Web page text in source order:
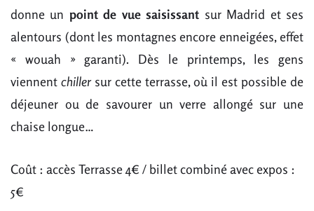
donne un point de vue saisissant sur Madrid et ses
alentours (dont les montagnes encore enneigées, effet
« wouah » garanti). Dès le printemps, les gens
viennent chillersur cette terrasse, où il est possible de
déjeuner ou de savourer un verre allongé sur une
chaise longue…
Coût : accès Terrasse 4€ / billet combiné avec expos :
5€